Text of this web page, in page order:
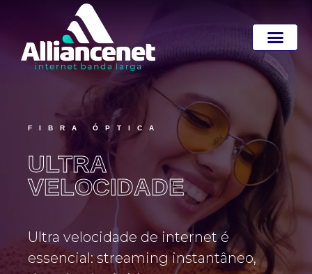
FIBRA ÓPTICA
ULTRA
CONECTIVIDADE
Explore suas playlists com a
velocidade da melhor internet. Cada
música ganha vida, transformando